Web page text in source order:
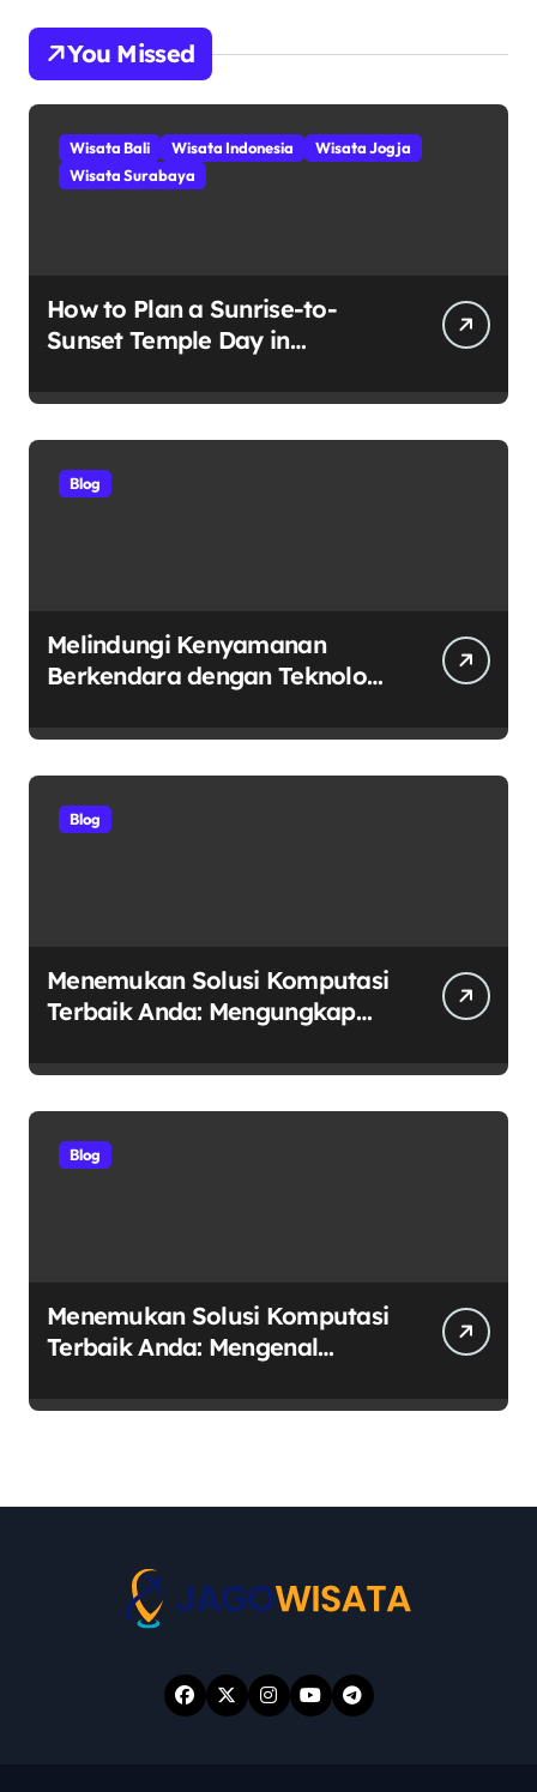
You Missed
Wisata Bali Wisata Indonesia
Wisata Jogja
Wisata Surabaya
How to Plan a Sunrise-to-
Sunset Temple Day in
Blog
Melindungi Kenyamanan
Berkendara dengan Teknologi
sebagai Pelopor Kaca Film
Otomotif Premium
Blog
Menemukan Solusi Komputasi
Terbaik Anda: Mengungkap
sebagai Tempat Beli Laptop
Terpercaya
Blog
Menemukan Solusi Komputasi
Terbaik Anda: Mengenal
Ekosistem Laptop Terintegrasi